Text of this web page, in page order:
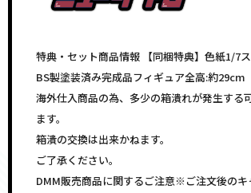
特典・セット商品情報 【同梱特典】色紙1/7
BS製塗装済み完成品フィギュア全高:約
海外仕入商品の為、多少の箱潰れが発生する
ます。
箱潰の交換は出来かねます。
ご了承ください。
DMM販売商品に関するご注意※ご注文後のキ